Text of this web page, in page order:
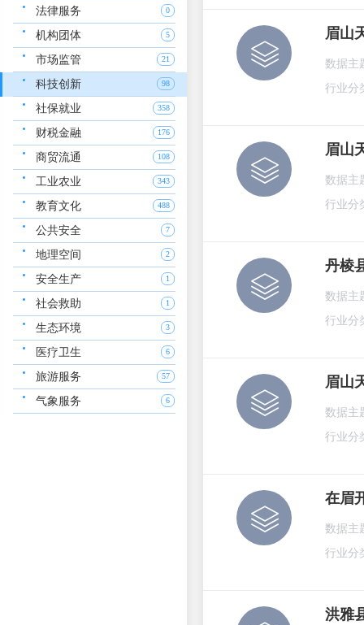
法律服务 0
机构团体 5
市场监管 21
科技创新 98
社保就业 358
财税金融 176
商贸流通 108
工业农业 343
教育文化 488
公共安全 7
地理空间 2
安全生产 1
社会救助 1
生态环境 3
医疗卫生 6
旅游服务 57
气象服务 6
眉山
数据主
行业分
眉山
数据主
行业分
丹棱
数据主
行业分
眉山
数据主
行业分
在眉
数据主
行业分
洪雅